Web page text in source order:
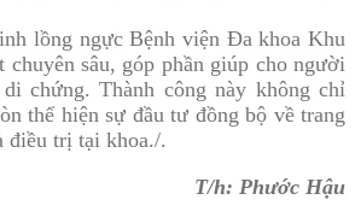
lồng ngực Bệnh viện Đa khoa Khu
sâu, góp phần giúp cho người
chứng. Thành công này không chỉ
thể hiện sự đầu tư đồng bộ về trang
điều trị tại khoa./.
T/h: Phước Hậu